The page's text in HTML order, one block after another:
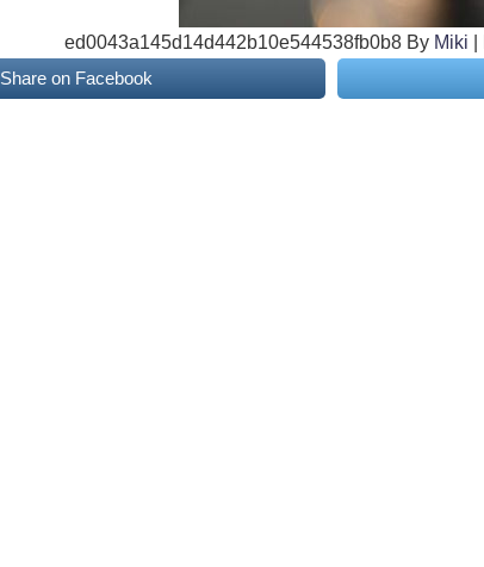
ed0043a145d14d442b10e544538fb0b8 By Miki
Share on Facebook